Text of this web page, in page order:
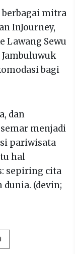
mitra
InJourney,
Lawang Sewu
bagi
dan
menjadi
pariwisata
hal
sepiring cita
dunia. (devin;